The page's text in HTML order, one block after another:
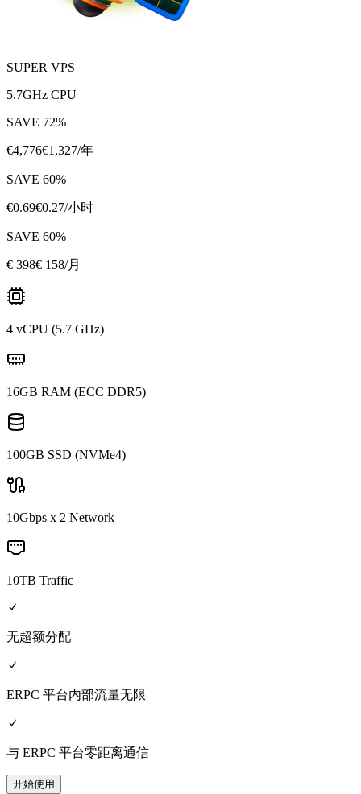
SUPER VPS
5.7GHz CPU
SAVE 72%
€4,776€1,327/年
SAVE 60%
€0.69€0.27/小时
SAVE 60%
€ 398€ 158/月
4 vCPU (5.7 GHz)
16GB RAM (ECC DDR5)
100GB SSD (NVMe4)
10Gbps x 2 Network
10TB Traffic
无超额分配
ERPC 平台内部流量无限
与 ERPC 平台零距离通信
开始使用